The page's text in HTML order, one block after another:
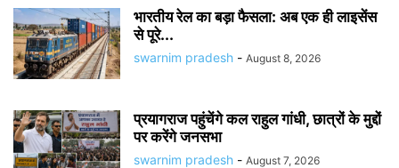
भारतीय रेल का बड़ा फैसला: अब एक ही लाइसेंस
से पूरे...
swarnim pradesh - August 8, 2026
प्रयागराज पहुंचेंगे कल राहुल गांधी, छात्रों के मुद्दों
पर करेंगे जनसभा
swarnim pradesh - August 7, 2026